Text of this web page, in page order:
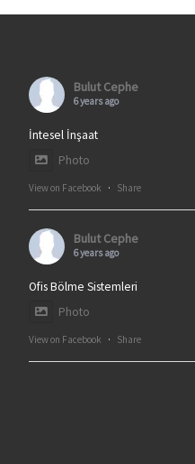
Bulut Cephe
6 years ago
İntesel İnşaat
Photo
View on Facebook · Share
Bulut Cephe
6 years ago
Ofis Bölme Sistemleri
Photo
View on Facebook · Share